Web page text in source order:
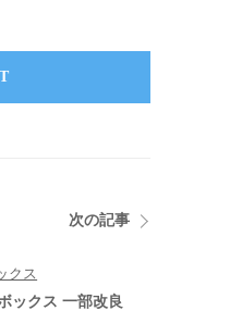
次の記事
クス
ックス 一部改良